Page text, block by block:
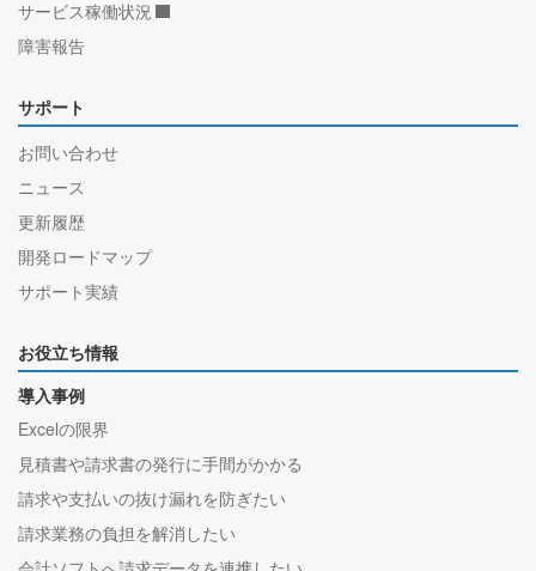
サービス稼働状況
障害報告
サポート
お問い合わせ
ニュース
更新履歴
開発ロードマップ
サポート実績
お役立ち情報
導入事例
Excelの限界
見積書や請求書の発行に手間がかかる
請求や支払いの抜け漏れを防ぎたい
請求業務の負担を解消したい